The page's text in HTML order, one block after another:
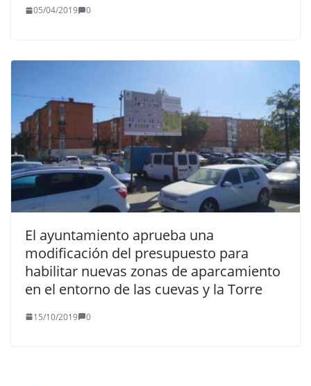
05/04/2019 0
El ayuntamiento aprueba una
modificación del presupuesto para
habilitar nuevas zonas de aparcamiento
en el entorno de las cuevas y la Torre
15/10/2019 0